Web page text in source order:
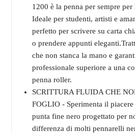
1200 è la penna per sempre
Ideale per studenti, artisti e
perfetto per scrivere su carta
o prendere appunti
che non stanca la mano e
professionale superiore a una
penna roller.
SCRITTURA FLUIDA CHE
FOGLIO - Sperimenta il
punta fine nero progettato per
differenza di molti pennarelli